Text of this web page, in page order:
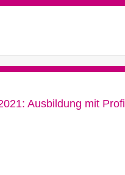
Ausbildung mit Profil